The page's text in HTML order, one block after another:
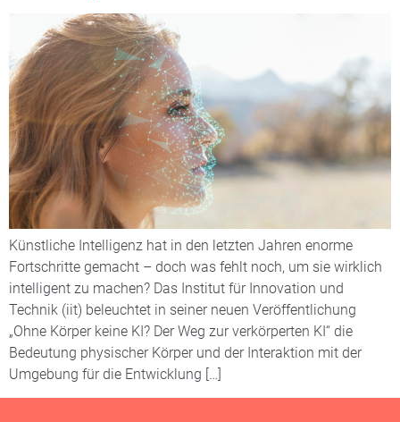
Künstliche Intelligenz hat in den letzten Jahren enorme
Fortschritte gemacht – doch was fehlt noch, um sie wirklich
intelligent zu machen? Das Institut für Innovation und
Technik (iit) beleuchtet in seiner neuen Veröffentlichung
„Ohne Körper keine KI? Der Weg zur verkörperten KI“ die
Bedeutung physischer Körper und der Interaktion mit der
Umgebung für die Entwicklung […]